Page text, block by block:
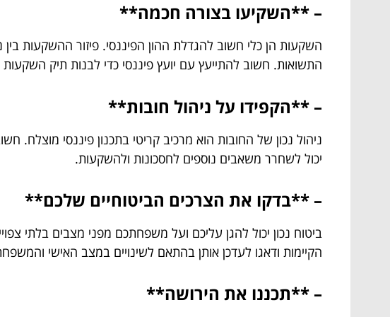
– **השקיעו בצורה חכמה**
השקעות הן כלי חשוב להגדלת ההון הפיננסי. פיזור ההשקעות בין
התשואות. חשוב להתייעץ עם יועץ פיננסי כדי לבנות תיק
– **הקפידו על ניהול חובות**
ניהול נכון של החובות הוא מרכיב קריטי בתכנון פיננסי מוצלח.
יכול לשחרר משאבים נוספים לחסכונות ולהשקעות.
– **בדקו את הצרכים הביטוחיים שלכם**
ביטוח נכון יכול להגן עליכם ועל משפחתכם מפני מצבים בלתי
הקיימות ודאגו לעדכן אותן בהתאם לשינויים במצב האישי
– **תכננו את הירושה**